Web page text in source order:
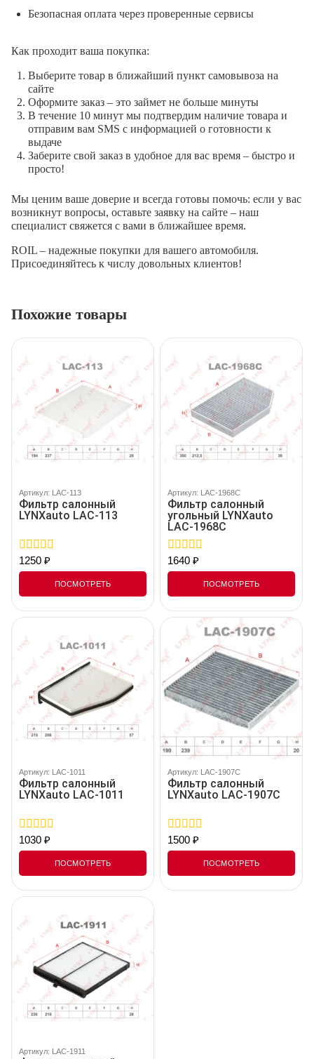
Безопасная оплата через проверенные сервисы
Как проходит ваша покупка:
Выберите товар в ближайший пункт самовывоза на
сайте
Оформите заказ – это займет не больше минуты
В течение 10 минут мы подтвердим наличие товара и
отправим вам SMS с информацией о готовности к
выдаче
Заберите свой заказ в удобное для вас время – быстро и
просто!
Мы ценим ваше доверие и всегда готовы помочь: если у вас
возникнут вопросы, оставьте заявку на сайте – наш
специалист свяжется с вами в ближайшее время.
ROIL – надежные покупки для вашего автомобиля.
Присоединяйтесь к числу довольных клиентов!
Похожие товары
Артикул: LAC-113
Фильтр салонный
LYNXauto LAC-113
0
out
5
1250 ₽
ПОСМОТРЕТЬ
Артикул: LAC-1968C
Фильтр салонный
угольный LYNXauto
LAC-1968C
0
out
5
1640 ₽
ПОСМОТРЕТЬ
Артикул: LAC-1011
Фильтр салонный
LYNXauto LAC-1011
0
out
5
1030 ₽
ПОСМОТРЕТЬ
Артикул: LAC-1907C
Фильтр салонный
LYNXauto LAC-1907C
0
out
5
1500 ₽
ПОСМОТРЕТЬ
Артикул: LAC-1911